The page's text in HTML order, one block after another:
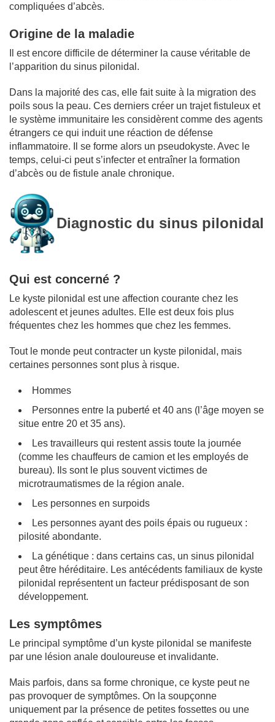
compliquées d’abcès.
Origine de la maladie
Il est encore difficile de déterminer la cause véritable de
l’apparition du sinus pilonidal.
Dans la majorité des cas, elle fait suite à la migration des
poils sous la peau. Ces derniers créer un trajet fistuleux et
le système immunitaire les considèrent comme des agents
étrangers ce qui induit une réaction de défense
inflammatoire. Il se forme alors un pseudokyste. Avec le
temps, celui-ci peut s’infecter et entraîner la formation
d’abcès ou de fistule anale chronique.
Diagnostic du sinus pilonidal
Qui est concerné ?
Le kyste pilonidal est une affection courante chez les
adolescent et jeunes adultes. Elle est deux fois plus
fréquentes chez les hommes que chez les femmes.
Tout le monde peut contracter un kyste pilonidal, mais
certaines personnes sont plus à risque.
Hommes
Personnes entre la puberté et 40 ans (l’âge moyen se
situe entre 20 et 35 ans).
Les travailleurs qui restent assis toute la journée
(comme les chauffeurs de camion et les employés de
bureau). Ils sont le plus souvent victimes de
microtraumatismes de la région anale.
Les personnes en surpoids
Les personnes ayant des poils épais ou rugueux :
pilosité abondante.
La génétique : dans certains cas, un sinus pilonidal
peut être héréditaire. Les antécédents familiaux de kyste
pilonidal représentent un facteur prédisposant de son
développement.
Les symptômes
Le principal symptôme d’un kyste pilonidal se manifeste
par une lésion anale douloureuse et invalidante.
Mais parfois, dans sa forme chronique, ce kyste peut ne
pas provoquer de symptômes. On la soupçonne
uniquement par la présence de petites fossettes ou une